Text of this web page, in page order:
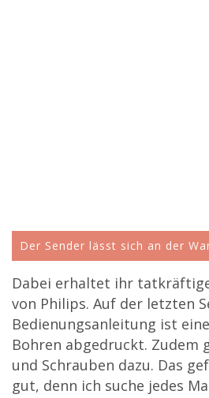
Der Sender lässt sich an der
Dabei erhaltet ihr
von Philips. Auf der letzten
Bedienungsanleitung ist
Bohren abgedruckt. Zudem
und Schrauben dazu. Das
gut, denn ich suche jedes